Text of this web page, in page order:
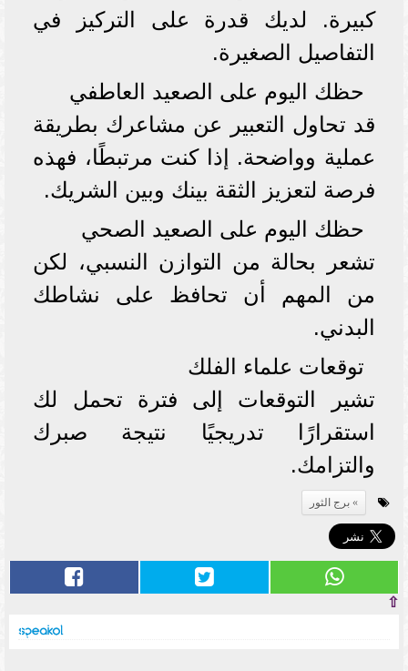
كبيرة. لديك قدرة على التركيز في
التفاصيل الصغيرة.
حظك اليوم على الصعيد العاطفي
قد تحاول التعبير عن مشاعرك بطريقة
عملية وواضحة. إذا كنت مرتبطًا، فهذه
فرصة لتعزيز الثقة بينك وبين الشريك.
حظك اليوم على الصعيد الصحي
تشعر بحالة من التوازن النسبي، لكن
من المهم أن تحافظ على نشاطك
البدني.
توقعات علماء الفلك
تشير التوقعات إلى فترة تحمل لك
استقرارًا تدريجيًا نتيجة صبرك
والتزامك.
برج الثور
⇧